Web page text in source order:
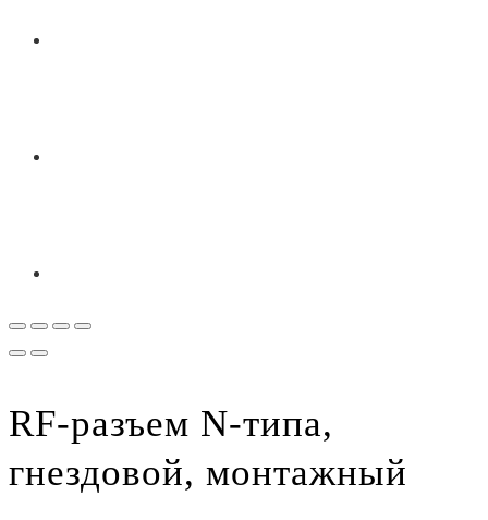
RF-разъем N-типа,
гнездовой, монтажный